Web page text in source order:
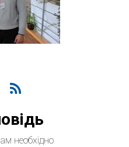
необхідно